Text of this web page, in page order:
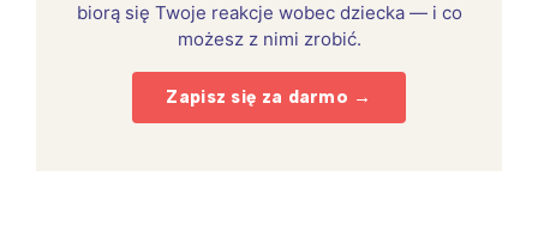
biorą się Twoje reakcje wobec dziecka — i co
możesz z nimi zrobić.
Zapisz się za darmo →